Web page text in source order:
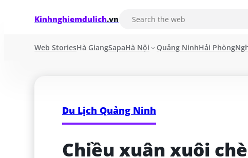
Kinhnghiemdulich.vn
Web StoriesHà GiangSapaHà Nội Quảng NinhHải Phòng
Du Lịch Quảng Ninh
Chiều xuân xuôi